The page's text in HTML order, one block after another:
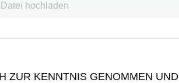
Datei hochladen
ZUR KENNTNIS GENOMMEN UND